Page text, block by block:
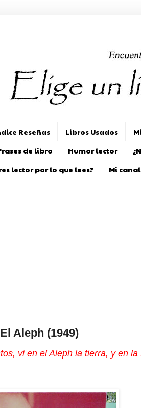
Reseñas Libros Usados
de libro Humor lector
lector por lo que lees? Mi
El Aleph (1949)
vi en el Aleph la tierra, y en